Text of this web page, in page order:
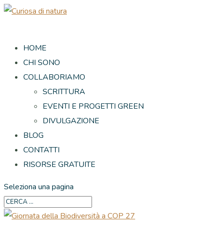
HOME
CHI SONO
COLLABORIAMO
SCRITTURA
EVENTI E PROGETTI GREEN
DIVULGAZIONE
BLOG
CONTATTI
RISORSE GRATUITE
Seleziona una pagina